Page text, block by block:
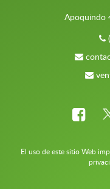
Apoquindo
El uso de este sitio Web